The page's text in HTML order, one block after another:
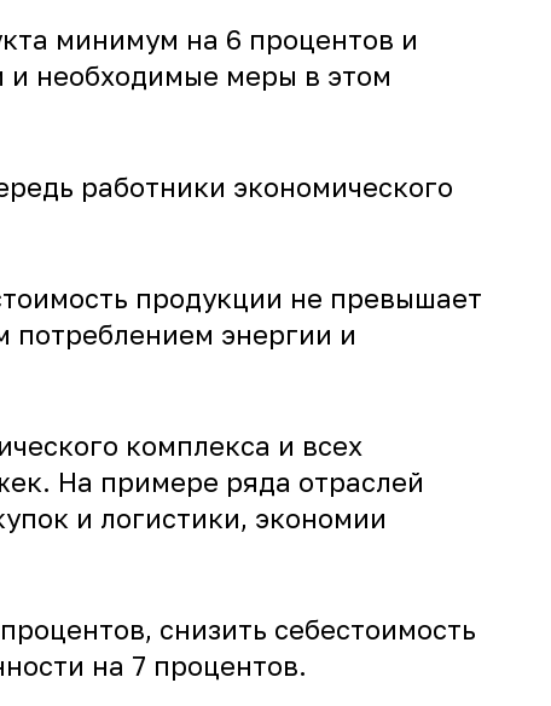
минимум на 6 процентов и
и необходимые меры в этом
работники экономического
продукции не превышает
потреблением энергии и
комплекса и всех
На примере ряда отраслей
и логистики, экономии
снизить себестоимость
на 7 процентов.